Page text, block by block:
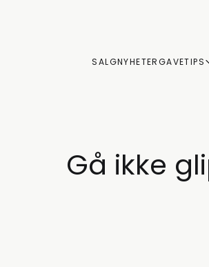
AUTORISERT
SALGNYHETERGAVETIPS
Gå ikke